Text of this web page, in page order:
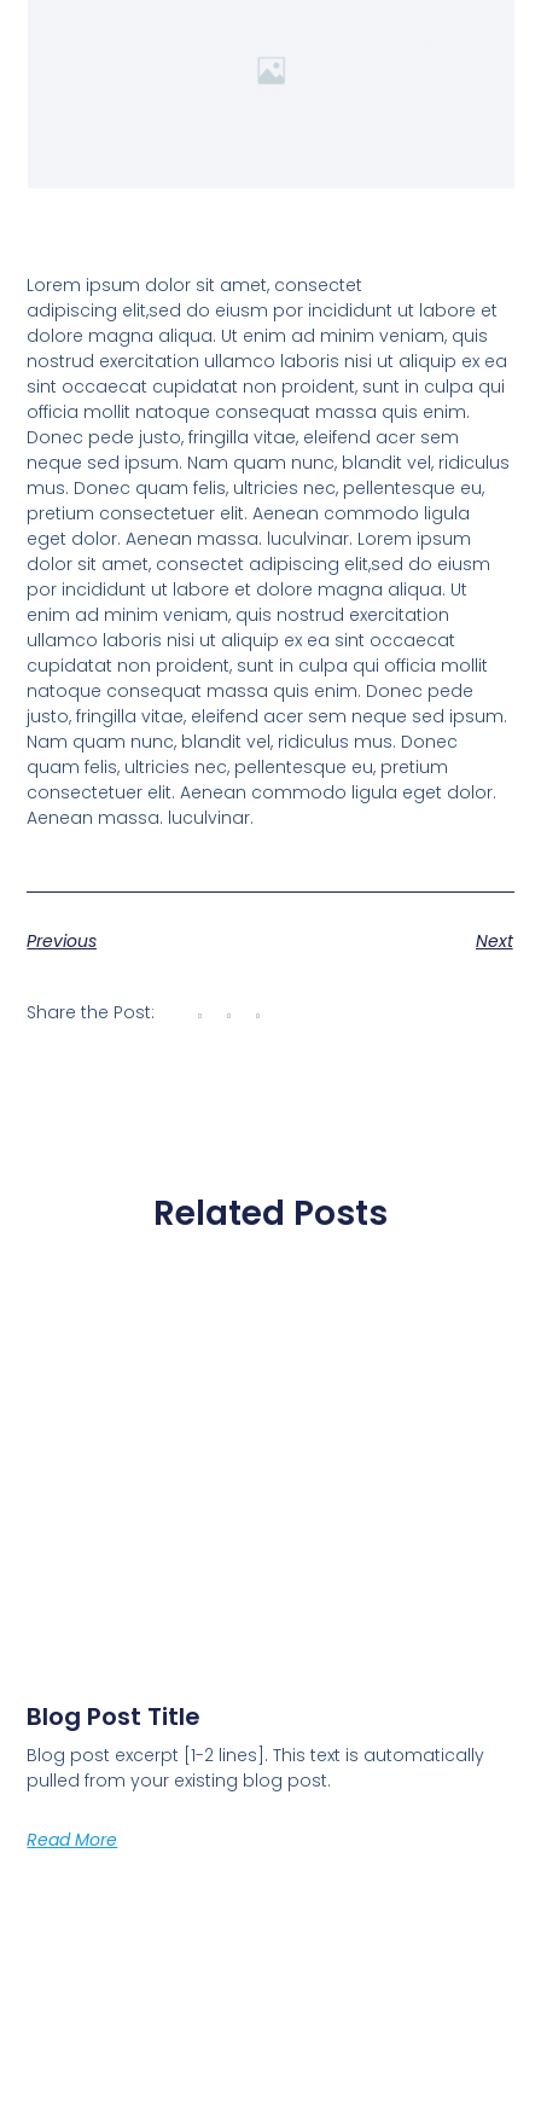
Lorem ipsum dolor sit amet, consectet
adipiscing elit,sed do eiusm por incididunt ut labore et
dolore magna aliqua. Ut enim ad minim veniam, quis
nostrud exercitation ullamco laboris nisi ut aliquip ex ea
sint occaecat cupidatat non proident, sunt in culpa qui
officia mollit natoque consequat massa quis enim.
Donec pede justo, fringilla vitae, eleifend acer sem
neque sed ipsum. Nam quam nunc, blandit vel, ridiculus
mus. Donec quam felis, ultricies nec, pellentesque eu,
pretium consectetuer elit. Aenean commodo ligula
eget dolor. Aenean massa. luculvinar. Lorem ipsum
dolor sit amet, consectet adipiscing elit,sed do eiusm
por incididunt ut labore et dolore magna aliqua. Ut
enim ad minim veniam, quis nostrud exercitation
ullamco laboris nisi ut aliquip ex ea sint occaecat
cupidatat non proident, sunt in culpa qui officia mollit
natoque consequat massa quis enim. Donec pede
justo, fringilla vitae, eleifend acer sem neque sed ipsum.
Nam quam nunc, blandit vel, ridiculus mus. Donec
quam felis, ultricies nec, pellentesque eu, pretium
consectetuer elit. Aenean commodo ligula eget dolor.
Aenean massa. luculvinar.
Previous Next
Share the Post:
Related Posts
Blog Post Title
Blog post excerpt [1-2 lines]. This text is automatically
pulled from your existing blog post.
Read More